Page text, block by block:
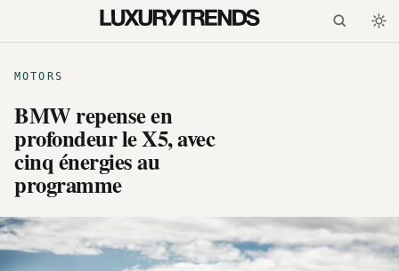
MOTORS
BMW repense en
profondeur le X5, avec
cinq énergies au
programme